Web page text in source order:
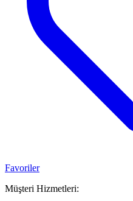
Favoriler
Müşteri Hizmetleri: